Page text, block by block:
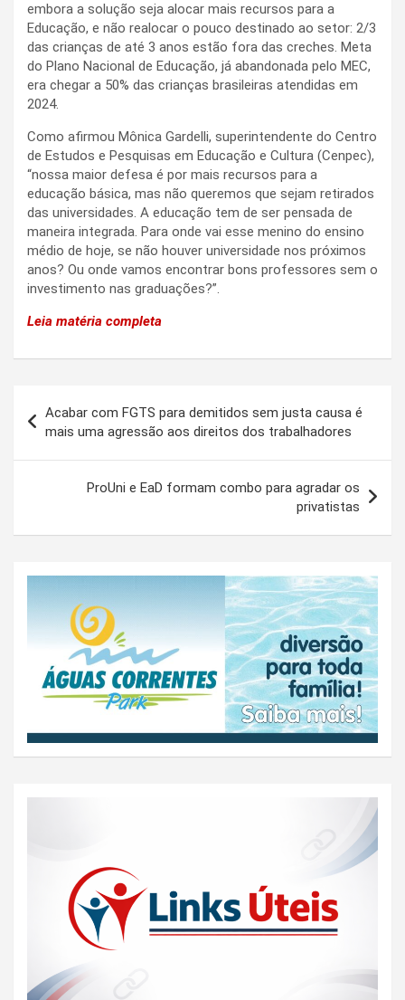
embora a solução seja alocar mais recursos para a
Educação, e não realocar o pouco destinado ao setor: 2/3
das crianças de até 3 anos estão fora das creches. Meta
do Plano Nacional de Educação, já abandonada pelo MEC,
era chegar a 50% das crianças brasileiras atendidas em
2024.
Como afirmou Mônica Gardelli, superintendente do Centro
de Estudos e Pesquisas em Educação e Cultura (Cenpec),
“nossa maior defesa é por mais recursos para a
educação básica, mas não queremos que sejam retirados
das universidades. A educação tem de ser pensada de
maneira integrada. Para onde vai esse menino do ensino
médio de hoje, se não houver universidade nos próximos
anos? Ou onde vamos encontrar bons professores sem o
investimento nas graduações?”.
Leia matéria completa
de
Post
Acabar com FGTS para demitidos sem justa causa é
mais uma agressão aos direitos dos trabalhadores
ProUni e EaD formam combo para agradar os
privatistas